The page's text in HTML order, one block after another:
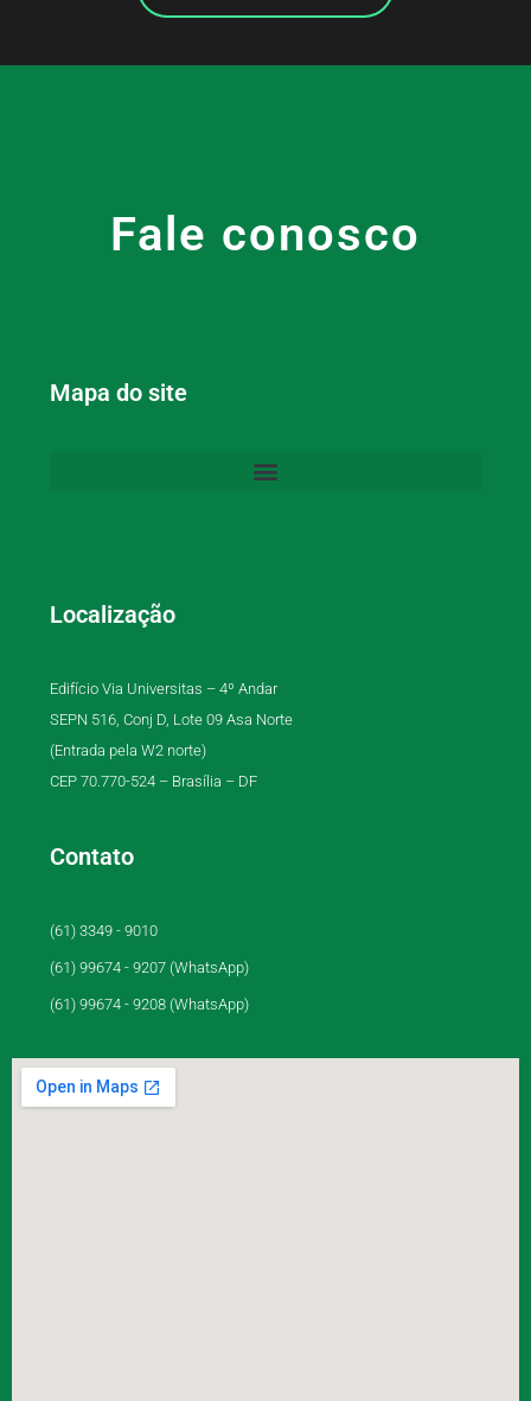
Fale conosco
Mapa do site
Localização
Edifício Via Universitas – 4º Andar
SEPN 516, Conj D, Lote 09 Asa Norte
(Entrada pela W2 norte)
CEP 70.770-524 – Brasília – DF
Contato
(61) 3349 - 9010
(61) 99674 - 9207 (WhatsApp)
(61) 99674 - 9208 (WhatsApp)